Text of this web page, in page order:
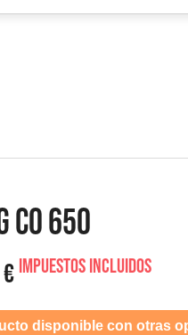
CO 650
Impuestos incluidos
disponible con otras